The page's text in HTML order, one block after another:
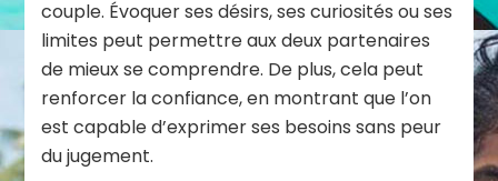
couple. Évoquer ses désirs, ses curiosités ou ses
limites peut permettre aux deux partenaires
de mieux se comprendre. De plus, cela peut
renforcer la confiance, en montrant que l’on
est capable d’exprimer ses besoins sans peur
du jugement.